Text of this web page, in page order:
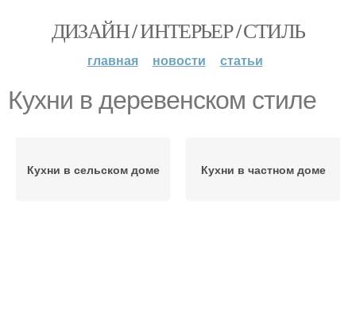
ДИЗАЙН / ИНТЕРЬЕР / СТИЛЬ
главная новости статьи
Кухни в деревенском стиле
Кухни в сельском доме Кухни в частном доме